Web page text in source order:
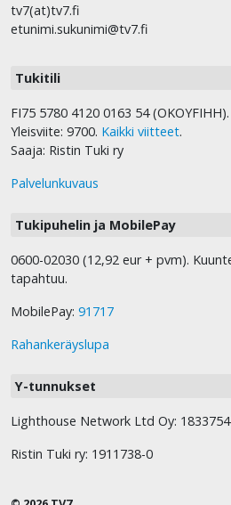
tv7(at)tv7.fi
etunimi.sukunimi@tv7.fi
Tukitili
FI75 5780 4120 0163 54 (OKOYFIHH).
Yleisviite: 9700. Kaikki viitteet.
Saaja: Ristin Tuki ry
Palvelunkuvaus
Tukipuhelin ja MobilePay
0600-02030 (12,92 eur + pvm).
tapahtuu.
MobilePay: 91717
Rahankeräyslupa
Y-tunnukset
Lighthouse Network Ltd Oy:
Ristin Tuki ry: 1911738-0